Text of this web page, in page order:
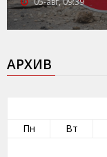
АРХИВ
Пн
Вт